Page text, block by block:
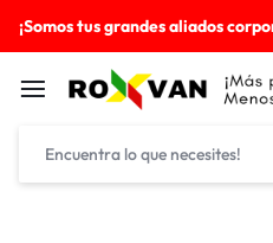
¡Somos tus grandes aliados